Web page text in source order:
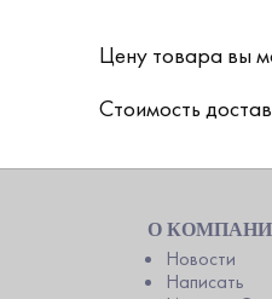
Цену товара вы
Стоимость
О
Новости
Написать